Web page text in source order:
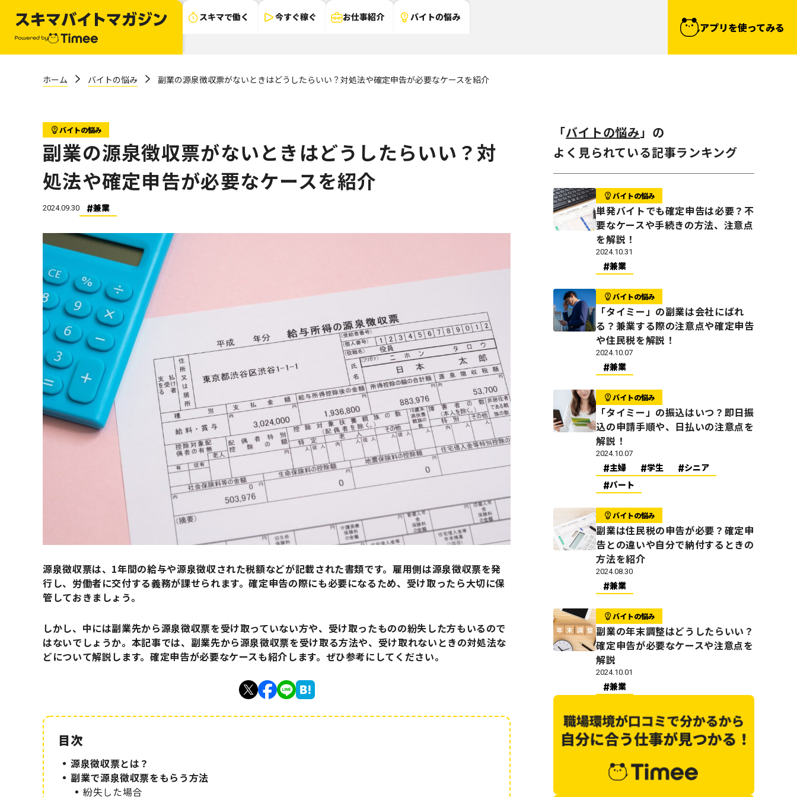
スキマで働く 今すぐ稼ぐ お仕事紹介 バイトの悩み
アプリを使ってみる
ホーム バイトの悩み 副業の源泉徴収票がないときはどうしたらいい？対処法や確定申告が必要なケースを紹介
バイトの悩み
副業の源泉徴収票がないときはどうしたらいい？対
処法や確定申告が必要なケースを紹介
2024.09.30 兼業
源泉徴収票は、1年間の給与や源泉徴収された税額などが記載された書類です。雇用側は源泉徴収票を発
行し、労働者に交付する義務が課せられます。確定申告の際にも必要になるため、受け取ったら大切に保
管しておきましょう。
しかし、中には副業先から源泉徴収票を受け取っていない方や、受け取ったものの紛失した方もいるので
はないでしょうか。本記事では、副業先から源泉徴収票を受け取る方法や、受け取れないときの対処法な
どについて解説します。確定申告が必要なケースも紹介します。ぜひ参考にしてください。
源泉徴収票とは？
副業で源泉徴収票をもらう方法
紛失した場合
「バイトの悩み」の
よく見られている記事ランキング
バイトの悩み
単発バイトでも確定申告は必要？不
要なケースや手続きの方法、注意点
を解説！
2024.10.31
兼業
バイトの悩み
「タイミー」の副業は会社にばれ
る？兼業する際の注意点や確定申告
や住民税を解説！
2024.10.07
兼業
バイトの悩み
「タイミー」の振込はいつ？即日振
込の申請手順や、日払いの注意点を
解説！
2024.10.07
主婦 学生
シニア
パート
バイトの悩み
副業は住民税の申告が必要？確定申
告との違いや自分で納付するときの
方法を紹介
2024.08.30
兼業
バイトの悩み
副業の年末調整はどうしたらいい？
確定申告が必要なケースや注意点を
解説
2024.10.01
兼業